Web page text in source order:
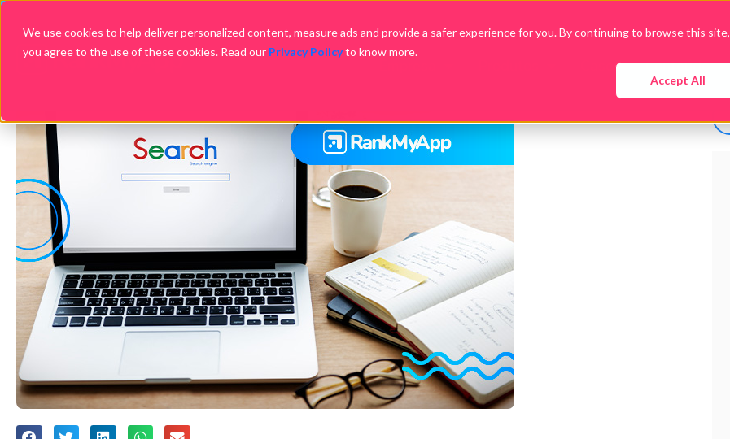
We use cookies to help deliver personalized content, measure ads and provide a safer experience for you. By continuing to browse this site,
you agree to the use of these cookies. Read our Privacy Policyto know more.
Accept All
Cases Conteúdo